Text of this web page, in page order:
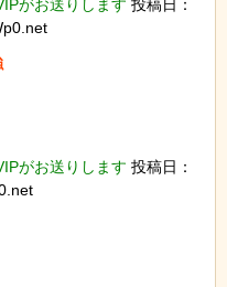
がお送りします 投稿日：
がお送りします 投稿日：